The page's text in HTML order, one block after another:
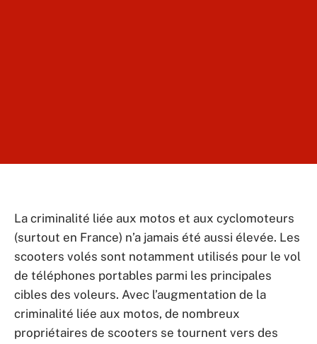
La criminalité liée aux motos et aux cyclomoteurs
(surtout en France) n’a jamais été aussi élevée. Les
scooters volés sont notamment utilisés pour le vol
de téléphones portables parmi les principales
cibles des voleurs. Avec l’augmentation de la
criminalité liée aux motos, de nombreux
propriétaires de scooters se tournent vers des